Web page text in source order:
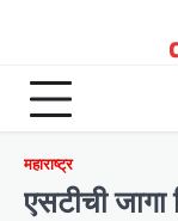
महाराष्ट्र
एसटीची